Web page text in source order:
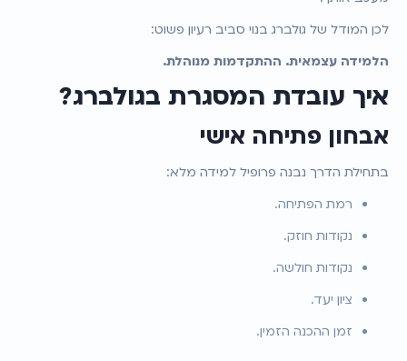
לכן המודל של גולברג בנוי סביב רעיון פשוט:
הלמידה עצמאית. ההתקדמות מנוהלת.
איך עובדת המסגרת בגולברג?
אבחון פתיחה אישי
בתחילת הדרך נבנה פרופיל למידה מלא:
רמת הפתיחה.
נקודות חוזק.
נקודות חולשה.
ציון יעד.
זמן ההכנה הזמין.